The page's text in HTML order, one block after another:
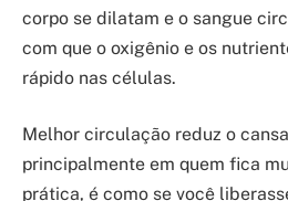
corpo se dilatam e o sangue
com que o oxigênio e os
rápido nas células.
Melhor circulação reduz o
principalmente em quem fica
prática, é como se você